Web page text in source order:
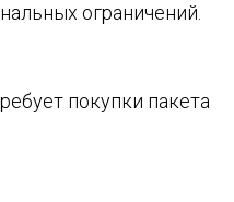
ограничений.
покупки пакета